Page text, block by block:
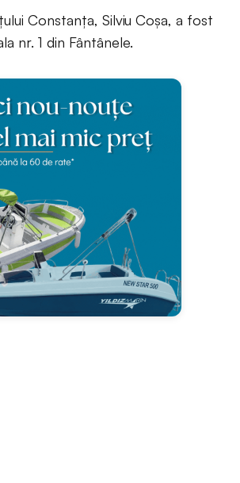
Constanța, Silviu Coșa, a fost
nr. 1 din Fântânele.